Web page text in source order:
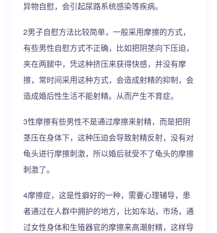
异物自慰，会引起尿路系统感染等疾病。
2男子自慰方法比较简单，一般采用摩擦的方式，
有些男性自慰方式不正确，比如把阴茎向下压迫，
夹在两腿中，凭这种挤压来获得快感，并没有摩
擦，常时间采用这种方式，会造成射精的抑制，会
造成婚后性生活不能射精。从而产生不育症。
3性摩擦有些男性不是通过摩擦来射精，而是把阴
茎压在身体下，这种压迫会导致射精反射，没有对
龟头进行摩擦刺激，所以婚后就受不了龟头的摩擦
刺激了。
4摩擦症，这是性癖好的一种，需要心理辅导，患
者通过在人群中拥护的地方，比如车站，市场，通
过女性身体和生殖器官的摩擦来高潮射精，这样导